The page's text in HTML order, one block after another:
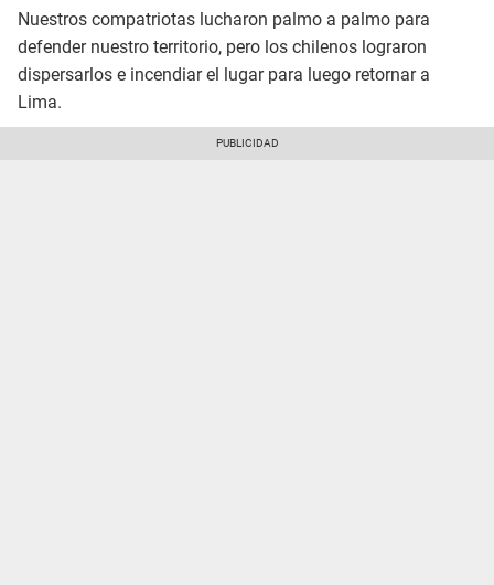
Nuestros compatriotas lucharon palmo a palmo para
defender nuestro territorio, pero los chilenos lograron
dispersarlos e incendiar el lugar para luego retornar a
Lima.